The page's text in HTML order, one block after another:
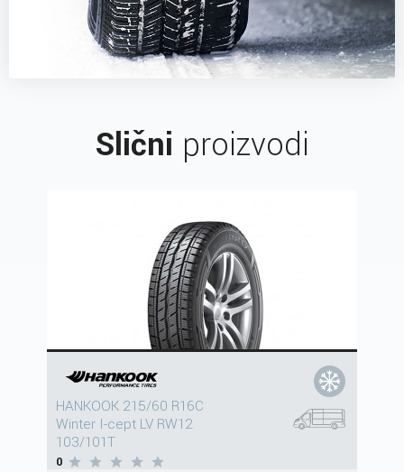
Slični proizvodi
HANKOOK 215/60 R16C
Winter I-cept LV RW12
103/101T
0